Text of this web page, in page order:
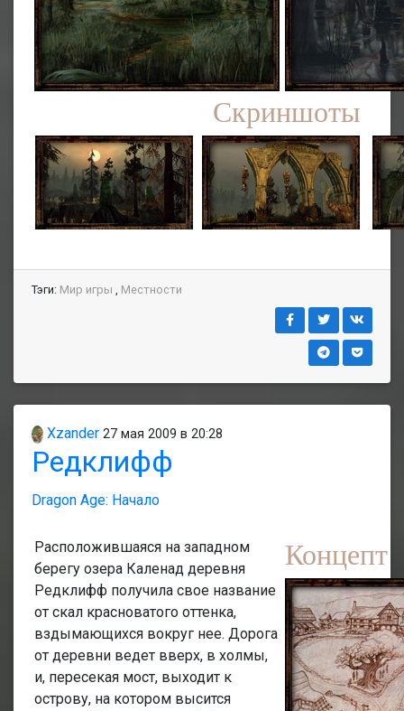
Скриншоты
Тэги: Мир игры , Местности
Xzander 27 мая 2009 в 20:28
Редклифф
Dragon Age: Начало
Расположившаяся на западном
берегу озера Каленад деревня
Редклифф получила свое название
от скал красноватого оттенка,
вздымающихся вокруг нее. Дорога
от деревни ведет вверх, в холмы,
и, пересекая мост, выходит к
острову, на котором высится
Концепт